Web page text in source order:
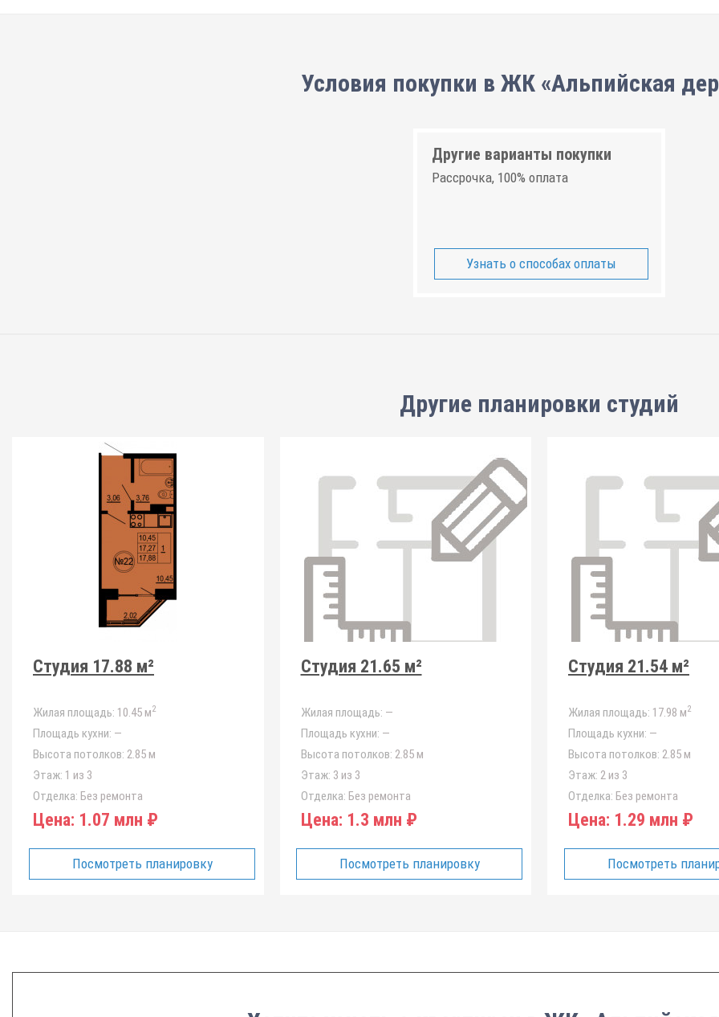
Условия покупки в ЖК «Альпийская
Другие варианты покупки
Рассрочка, 100% оплата
Узнать о способах оплаты
Другие планировки студий
Студия 17.88 м²
Жилая площадь: 10.45 м2
Площадь кухни: —
Высота потолков: 2.85 м
Этаж: 1 из 3
Отделка: Без ремонта
Цена: 1.07 млн ₽
Посмотреть планировку
Студия 21.65 м²
Жилая площадь: —
Площадь кухни: —
Высота потолков: 2.85 м
Этаж: 3 из 3
Отделка: Без ремонта
Цена: 1.3 млн ₽
Посмотреть планировку
Студия 21.54 м²
Жилая площадь: 17.98 м2
Площадь кухни: —
Высота потолков: 2.85 м
Этаж: 2 из 3
Отделка: Без ремонта
Цена: 1.29 млн ₽
Посмотреть